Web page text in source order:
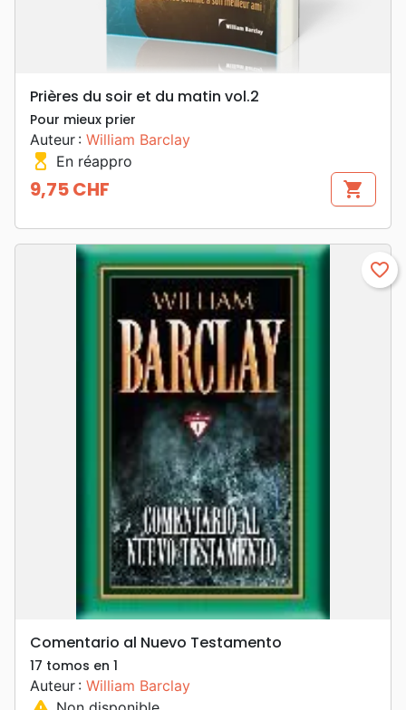
Prières du soir et du matin vol.2
Pour mieux prier
Auteur : William Barclay
hourglass_top En réappro
Prix
9,75 CHF shopping_cart
favorite_border
Comentario al Nuevo Testamento
17 tomos en 1
Auteur : William Barclay